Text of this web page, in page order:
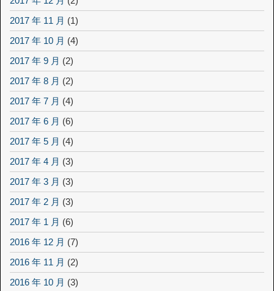
2017 年 11 月 (1)
2017 年 10 月 (4)
2017 年 9 月 (2)
2017 年 8 月 (2)
2017 年 7 月 (4)
2017 年 6 月 (6)
2017 年 5 月 (4)
2017 年 4 月 (3)
2017 年 3 月 (3)
2017 年 2 月 (3)
2017 年 1 月 (6)
2016 年 12 月 (7)
2016 年 11 月 (2)
2016 年 10 月 (3)